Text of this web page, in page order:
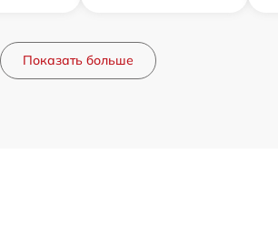
Показать больше